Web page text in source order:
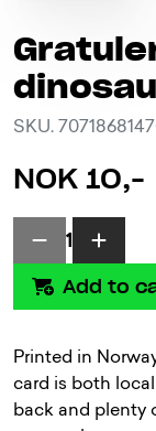
SKU.
NOK 10,-
1
Add to
Printed in
card is both
back and plenty